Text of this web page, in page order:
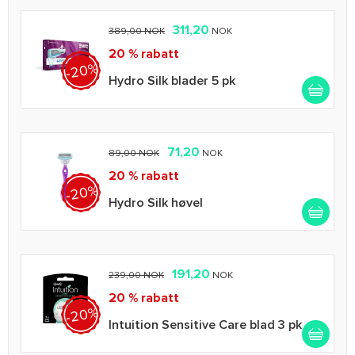
-20%
389,00 NOK 311,20 NOK
20 % rabatt
Hydro Silk blader 5 pk
-20%
89,00 NOK 71,20 NOK
20 % rabatt
Hydro Silk høvel
-20%
239,00 NOK 191,20 NOK
20 % rabatt
Intuition Sensitive Care blad 3 pk